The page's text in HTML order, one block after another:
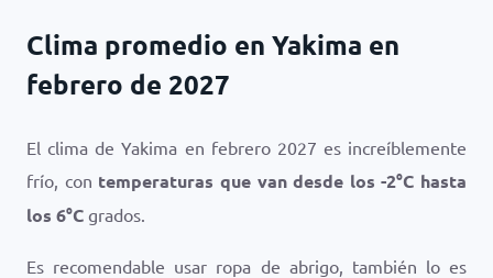
Clima promedio en Yakima en
febrero de 2027
El clima de Yakima en febrero 2027 es increíblemente
frío, con temperaturas que van desde los-2°C hasta
los 6°C grados.
Es recomendable usar ropa de abrigo, también lo es